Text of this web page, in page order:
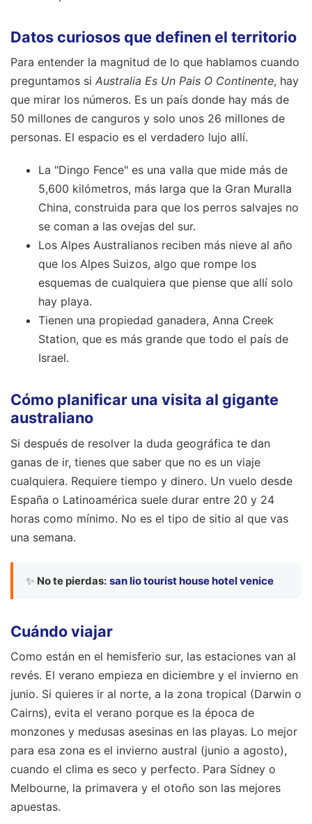
Datos curiosos que definen el territorio
Para entender la magnitud de lo que hablamos cuando
preguntamos si Australia Es Un Pais O Continente, hay
que mirar los números. Es un país donde hay más de
50 millones de canguros y solo unos 26 millones de
personas. El espacio es el verdadero lujo allí.
La "Dingo Fence" es una valla que mide más de
5,600 kilómetros, más larga que la Gran Muralla
China, construida para que los perros salvajes no
se coman a las ovejas del sur.
Los Alpes Australianos reciben más nieve al año
que los Alpes Suizos, algo que rompe los
esquemas de cualquiera que piense que allí solo
hay playa.
Tienen una propiedad ganadera, Anna Creek
Station, que es más grande que todo el país de
Israel.
Cómo planificar una visita al gigante
australiano
Si después de resolver la duda geográfica te dan
ganas de ir, tienes que saber que no es un viaje
cualquiera. Requiere tiempo y dinero. Un vuelo desde
España o Latinoamérica suele durar entre 20 y 24
horas como mínimo. No es el tipo de sitio al que vas
una semana.
✨ No te pierdas: san lio tourist house hotel venice
Cuándo viajar
Como están en el hemisferio sur, las estaciones van al
revés. El verano empieza en diciembre y el invierno en
junio. Si quieres ir al norte, a la zona tropical (Darwin o
Cairns), evita el verano porque es la época de
monzones y medusas asesinas en las playas. Lo mejor
para esa zona es el invierno austral (junio a agosto),
cuando el clima es seco y perfecto. Para Sídney o
Melbourne, la primavera y el otoño son las mejores
apuestas.